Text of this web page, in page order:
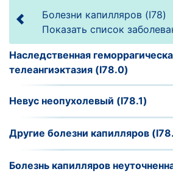
Болезни капилляров (I78)
Показать список
Наследственная
телеангиэктазия (I78.0)
Невус неопухолевый (I78.1)
Другие болезни капилляров
Болезнь капилляров